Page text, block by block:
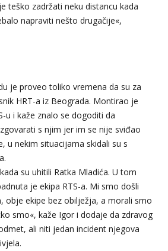
teško zadržati neku distancu kada
napraviti nešto drugačije«,
je proveo toliko vremena da su za
HRT-a iz Beograda. Montirao je
u i kaže znalo se dogoditi da
s njim jer im se nije sviđao
u nekim situacijama skidali su s
su uhitili Ratka Mladića. U tom
je ekipa RTS-a. Mi smo došli
obje ekipe bez obilježja, a morali smo
smo«, kaže Igor i dodaje da zdravog
ali niti jedan incident njegova